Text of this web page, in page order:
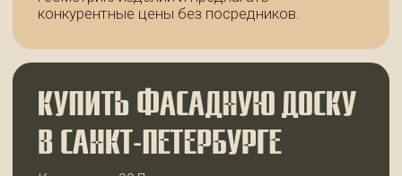
фасадную доску для внутренней
отделки?
Подходит ли фасадная доска для
климата Санкт-Петербурга?